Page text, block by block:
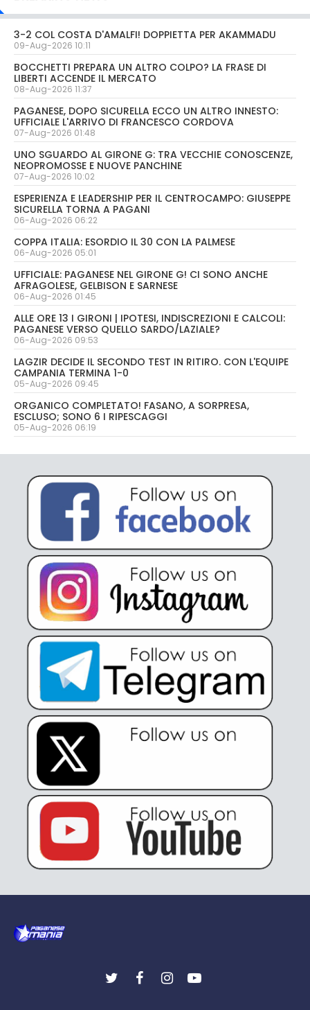
3-2 COL COSTA D'AMALFI! DOPPIETTA PER AKAMMADU
09-Aug-2026 10:11
BOCCHETTI PREPARA UN ALTRO COLPO? LA FRASE DI
LIBERTI ACCENDE IL MERCATO
08-Aug-2026 11:37
PAGANESE, DOPO SICURELLA ECCO UN ALTRO INNESTO:
UFFICIALE L'ARRIVO DI FRANCESCO CORDOVA
07-Aug-2026 01:48
UNO SGUARDO AL GIRONE G: TRA VECCHIE CONOSCENZE,
NEOPROMOSSE E NUOVE PANCHINE
07-Aug-2026 10:02
ESPERIENZA E LEADERSHIP PER IL CENTROCAMPO: GIUSEPPE
SICURELLA TORNA A PAGANI
06-Aug-2026 06:22
COPPA ITALIA: ESORDIO IL 30 CON LA PALMESE
06-Aug-2026 05:01
UFFICIALE: PAGANESE NEL GIRONE G! CI SONO ANCHE
AFRAGOLESE, GELBISON E SARNESE
06-Aug-2026 01:45
ALLE ORE 13 I GIRONI | IPOTESI, INDISCREZIONI E CALCOLI:
PAGANESE VERSO QUELLO SARDO/LAZIALE?
06-Aug-2026 09:53
LAGZIR DECIDE IL SECONDO TEST IN RITIRO. CON L'EQUIPE
CAMPANIA TERMINA 1-0
05-Aug-2026 09:45
ORGANICO COMPLETATO! FASANO, A SORPRESA,
ESCLUSO; SONO 6 I RIPESCAGGI
05-Aug-2026 06:19